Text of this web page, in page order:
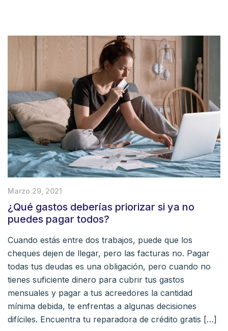
Marzo 29, 2021
¿Qué gastos deberías priorizar si ya no
puedes pagar todos?
Cuando estás entre dos trabajos, puede que los
cheques dejen de llegar, pero las facturas no. Pagar
todas tus deudas es una obligación, pero cuando no
tienes suficiente dinero para cubrir tus gastos
mensuales y pagar a tus acreedores la cantidad
mínima debida, te enfrentas a algunas decisiones
difíciles. Encuentra tu reparadora de crédito gratis […]